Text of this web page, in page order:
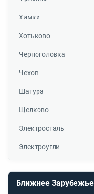
Химки
Хотьково
Черноголовка
Чехов
Шатура
Щелково
Электросталь
Электроугли
Ближнее Зарубежье